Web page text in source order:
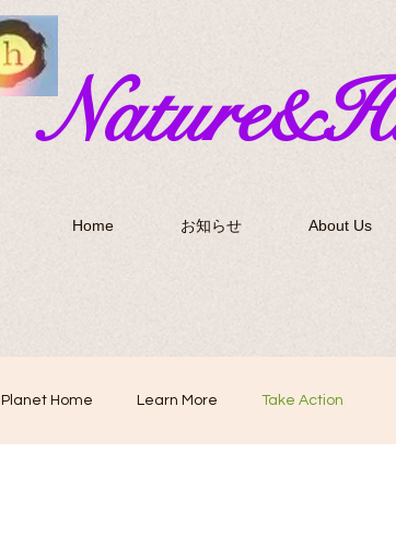
Home お知らせ About Us
Planet Home Learn More Take Action